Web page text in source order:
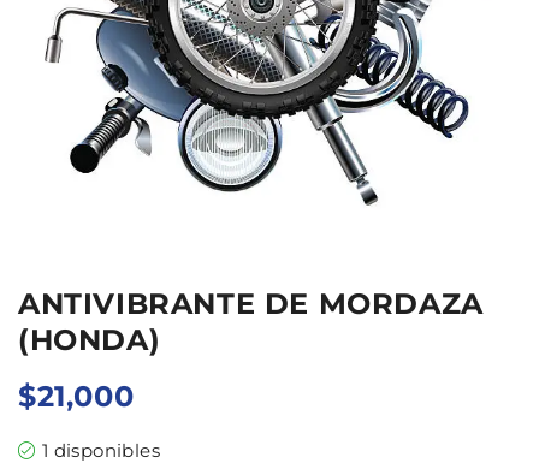
ANTIVIBRANTE DE MORDAZA
(HONDA)
$21,000
1 disponibles